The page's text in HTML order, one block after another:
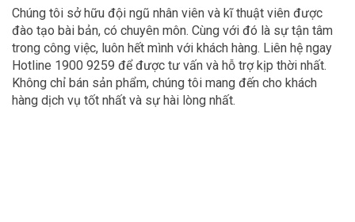
Chúng tôi sở hữu đội ngũ nhân viên và kĩ thuật viên được
đào tạo bài bản, có chuyên môn. Cùng với đó là sự tận tâm
trong công việc, luôn hết mình với khách hàng. Liên hệ ngay
Hotline 1900 9259 để được tư vấn và hỗ trợ kịp thời nhất.
Không chỉ bán sản phẩm, chúng tôi mang đến cho khách
hàng dịch vụ tốt nhất và sự hài lòng nhất.